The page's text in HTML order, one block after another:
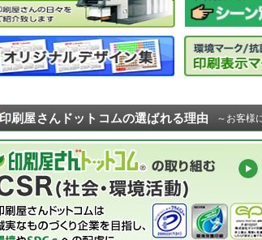
印刷屋さんドットコムの選ばれる理由 ～お客様